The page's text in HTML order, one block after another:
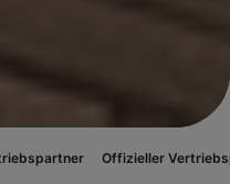
Offizieller Vertriebspartner